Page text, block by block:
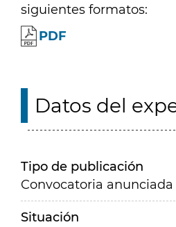
siguientes formatos:
PDF
Datos del
Tipo de publicación
Convocatoria
Situación